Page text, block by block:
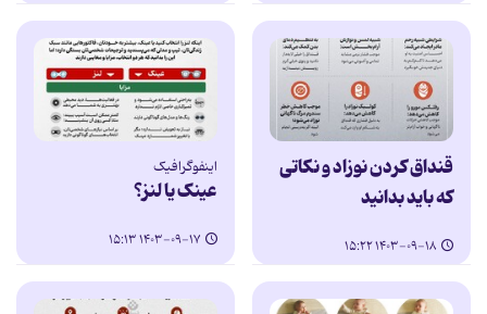
قنداق کردن نوزاد و نکاتی
که باید بدانید
۱۴۰۳-۰۹-۱۸ ۱۵:۲۲
اینفوگرافیک
عینک یا لنز؟
۱۴۰۳-۰۹-۱۷ ۱۵:۱۳